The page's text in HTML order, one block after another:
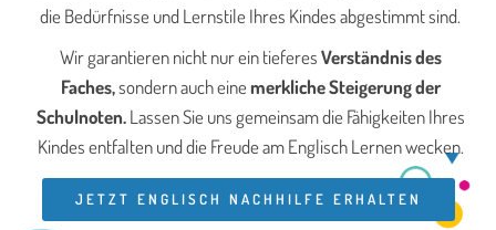
die Bedürfnisse und Lernstile Ihres Kindes abgestimmt sind.
Wir garantieren nicht nur ein tieferesVerständnis des
Faches,sondern auch einemerkliche Steigerung der
Schulnoten.Lassen Sie uns gemeinsam die Fähigkeiten Ihres
Kindes entfalten und die Freude am Englisch Lernen wecken.
JETZT ENGLISCH NACHHILFE ERHALTEN